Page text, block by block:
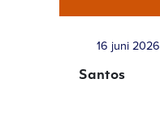
16 juni 2026
Santos